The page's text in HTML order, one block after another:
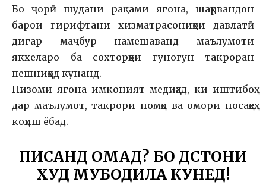
Бо ҷорӣ шудани рақами ягона, шаҳрвандон
барои гирифтани хизматрасониҳои давлатӣ
дигар маҷбур намешаванд маълумоти
якхеларо ба сохторҳои гуногун такроран
пешниҳод кунанд.
Низоми ягона имконият медиҳад, ки иштибоҳ
дар маълумот, такрори номҳо ва омори носаҳеҳ
коҳиш ёбад.
ПИСАНД ОМАД? БО ДӮСТОНИ
ХУД МУБОДИЛА КУНЕД!